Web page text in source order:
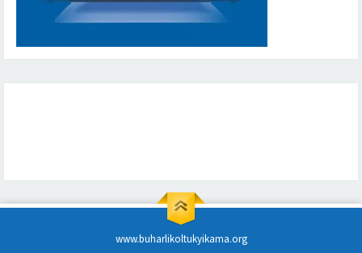
www.buharlikoltukyikama.org